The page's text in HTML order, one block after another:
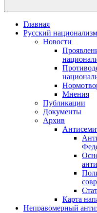
Главная
Русский
Новости
Мнения
Публикации
Документы
Архив
Карта
Неправомерный